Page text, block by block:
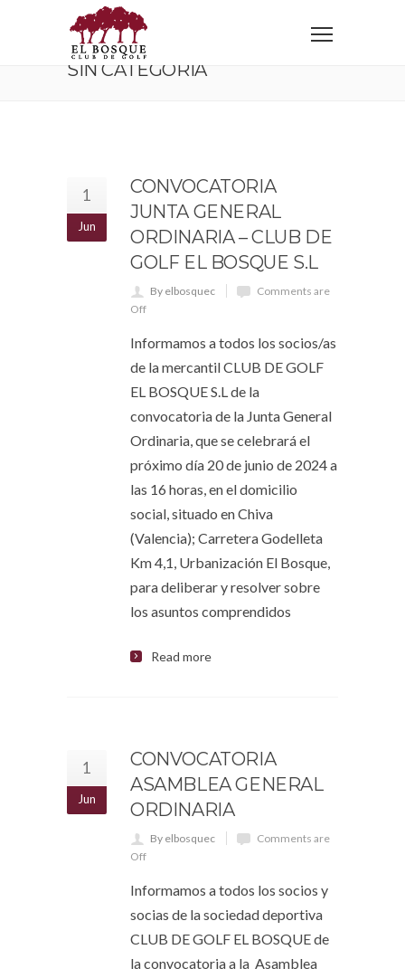
Home Sin categoría
SIN CATEGORÍA
1
Jun
CONVOCATORIA
JUNTA GENERAL
ORDINARIA – CLUB DE
GOLF EL BOSQUE S.L
By elbosquec
Comments are
Off
Informamos a todos los socios/as
de la mercantil CLUB DE GOLF
EL BOSQUE S.L de la
convocatoria de la Junta General
Ordinaria, que se celebrará el
próximo día 20 de junio de 2024 a
las 16 horas, en el domicilio
social, situado en Chiva
(Valencia); Carretera Godelleta
Km 4,1, Urbanización El Bosque,
para deliberar y resolver sobre
los asuntos comprendidos
Read more
1
Jun
CONVOCATORIA
ASAMBLEA GENERAL
ORDINARIA
By elbosquec
Comments are
Off
Informamos a todos los socios y
socias de la sociedad deportiva
CLUB DE GOLF EL BOSQUE de
la convocatoria a la Asamblea